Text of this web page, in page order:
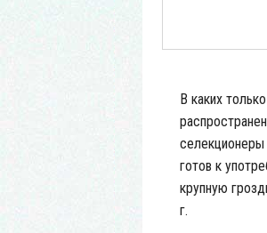
В каких
готов к
крупную
г.